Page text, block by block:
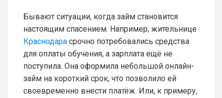
Бывают ситуации, когда займ становится
настоящим спасением. Например, жительнице
Краснодара срочно потребовались средства
для оплаты обучения, а зарплата ещё не
поступила. Она оформила небольшой онлайн-
займ на короткий срок, что позволило ей
своевременно внести платёж. Или, к примеру,